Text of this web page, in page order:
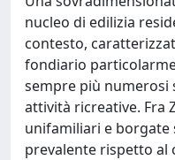
nucleo di edilizia
contesto,
fondiario
sempre più numerosi
attività ricreative. Fra
unifamiliari e borgate
prevalente rispetto